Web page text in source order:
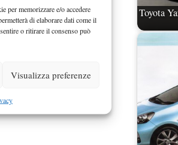
per memorizzare e/o accedere
di elaborare dati come il
o ritirare il consenso può
Visualizza preferenze
Toyota